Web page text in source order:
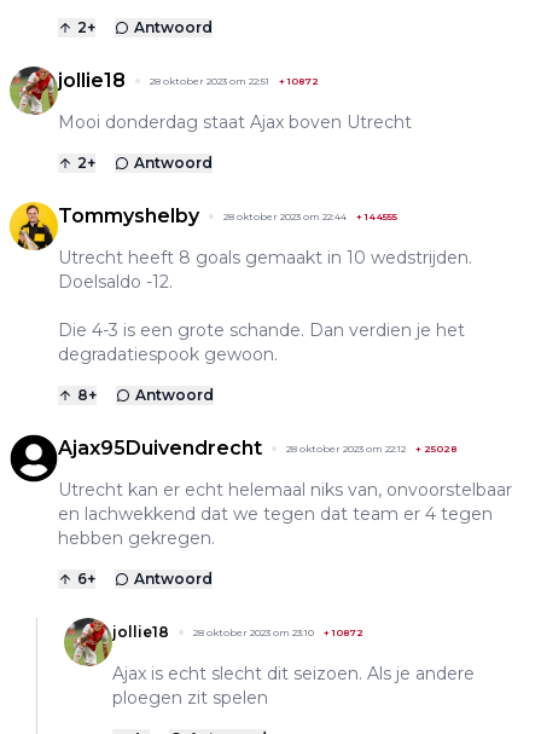
2+ Antwoord
jollie18 28 oktober 2023 om 22:51 +10872
Mooi donderdag staat Ajax boven Utrecht
2+ Antwoord
Tommyshelby 28 oktober 2023 om 22:44 +144555
Utrecht heeft 8 goals gemaakt in 10 wedstrijden.
Doelsaldo -12.
Die 4-3 is een grote schande. Dan verdien je het
degradatiespook gewoon.
8+ Antwoord
Ajax95Duivendrecht 28 oktober 2023 om 22:12 + 25028
Utrecht kan er echt helemaal niks van, onvoorstelbaar
en lachwekkend dat we tegen dat team er 4 tegen
hebben gekregen.
6+ Antwoord
jollie18 28 oktober 2023 om 23:10 +10872
Ajax is echt slecht dit seizoen. Als je andere
ploegen zit spelen